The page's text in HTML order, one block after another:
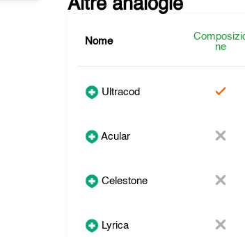
Altre analogie
Nome
ne
Ultracod
Acular
Celestone
Lyrica